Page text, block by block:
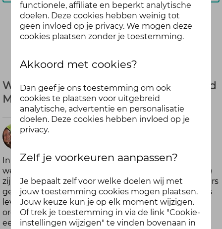
Deel
Webinar 'Oeh lekker, stress' met Bernard
Maarsingh | 18 juni 09.00-10.00 uur
6 jaar geleden
In tijden van corona is het van belang dat
werknemers, maar werkgevers zeker ook, weten hoe
zij adequaat om moeten gaan met stress. Er is immers
geen ontkomen aan, stress is een onderdeel van ons
leven. En daar is veel over te vertellen. Daarom
organiseerde Vitaal Ondernemend Noord Nederland
een gratis webinar waarin je op een positieve manier
functionele, affiliate en beperkt analytische
doelen. Deze cookies hebben weinig tot
geen invloed op je privacy. We mogen deze
cookies plaatsen zonder je toestemming.
Akkoord met cookies?
Dan geef je ons toestemming om ook
cookies te plaatsen voor uitgebreid
analytische, advertentie en personalisatie
doelen. Deze cookies hebben invloed op je
privacy.
Zelf je voorkeuren aanpassen?
Je bepaalt zelf voor welke doelen wij met
jouw toestemming cookies mogen plaatsen.
Jouw keuze kun je op elk moment wijzigen.
Of trek je toestemming in via de link "Cookie-
instellingen wijzigen" te vinden bovenaan in